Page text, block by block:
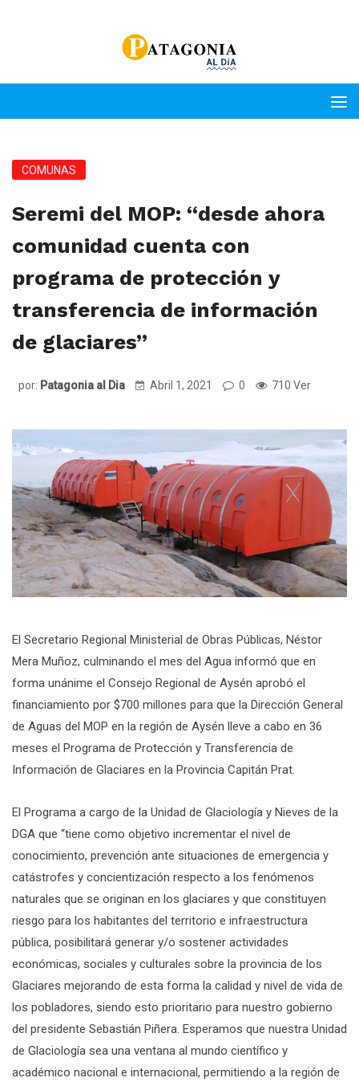
COMUNAS
Seremi del MOP: “desde ahora
comunidad cuenta con
programa de protección y
transferencia de información
de glaciares”
por: Patagonia al Dia Abril 1, 2021 0 710 Ver
El Secretario Regional Ministerial de Obras Públicas, Néstor
Mera Muñoz, culminando el mes del Agua informó que en
forma unánime el Consejo Regional de Aysén aprobó el
financiamiento por $700 millones para que la Dirección General
de Aguas del MOP en la región de Aysén lleve a cabo en 36
meses el Programa de Protección y Transferencia de
Información de Glaciares en la Provincia Capitán Prat.
El Programa a cargo de la Unidad de Glaciología y Nieves de la
DGA que “tiene como objetivo incrementar el nivel de
conocimiento, prevención ante situaciones de emergencia y
catástrofes y concientización respecto a los fenómenos
naturales que se originan en los glaciares y que constituyen
riesgo para los habitantes del territorio e infraestructura
pública, posibilitará generar y/o sostener actividades
económicas, sociales y culturales sobre la provincia de los
Glaciares mejorando de esta forma la calidad y nivel de vida de
los pobladores, siendo esto prioritario para nuestro gobierno
del presidente Sebastián Piñera. Esperamos que nuestra Unidad
de Glaciología sea una ventana al mundo científico y
académico nacional e internacional, permitiendo a la región de